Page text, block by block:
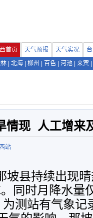
首页 天气预报 天气实况
北海 柳州 百色 河池 来宾
情现 人工增来
站
坡县持续出现
同时月降水量
测站有气象记